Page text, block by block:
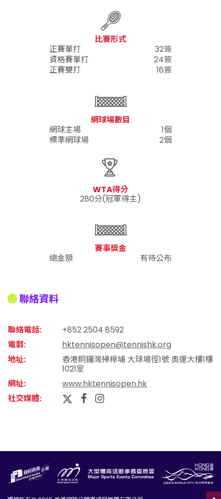
比賽形式
正賽單打
32簽
資格賽單打
24簽
正賽雙打
16簽
網球場數目
網球主場
1個
標準網球場
2個
WTA得分
280分(冠軍得主)
賽事獎金
總金額
有待公布
聯絡資料
聯絡電話:
+852 2504 8592
電郵:
hktennisopen@tennishk.org
地址:
香港銅鑼灣掃桿埔 大球場徑1號 奧運大樓1樓
1021室
網址:
www.hktennisopen.hk
社交媒體: